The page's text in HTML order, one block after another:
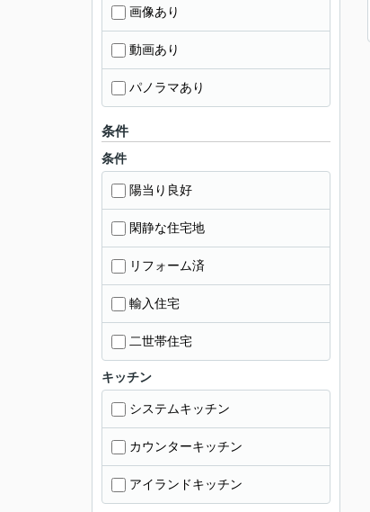
画像あり
動画あり
パノラマあり
条件
条件
陽当り良好
閑静な住宅地
リフォーム済
輸入住宅
二世帯住宅
キッチン
システムキッチン
カウンターキッチン
アイランドキッチン